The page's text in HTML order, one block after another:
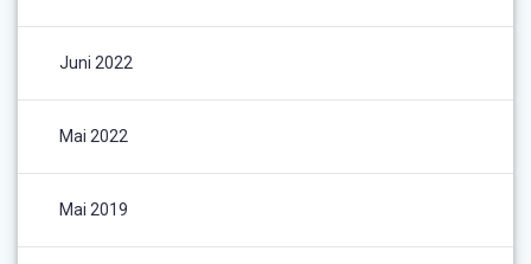
Juni 2022
Mai 2022
Mai 2019